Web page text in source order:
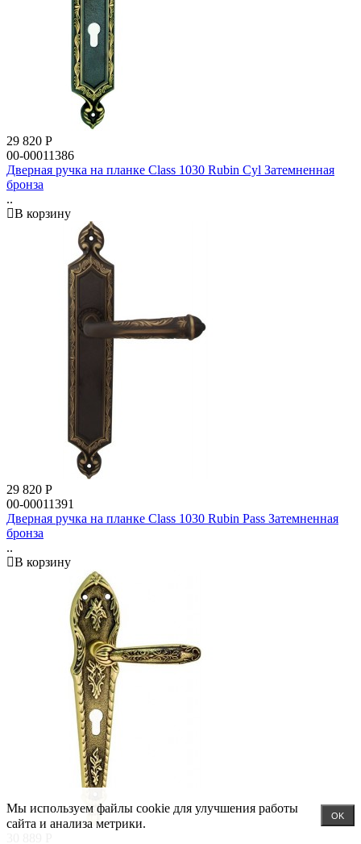
29 820 Р
00-00011386
Дверная ручка на планке Class 1030 Rubin Cyl Затемненная
бронза
..
В корзину
29 820 Р
00-00011391
Дверная ручка на планке Class 1030 Rubin Pass Затемненная
бронза
..
В корзину
Мы используем файлы cookie для улучшения работы
сайта и анализа метрики.
OK